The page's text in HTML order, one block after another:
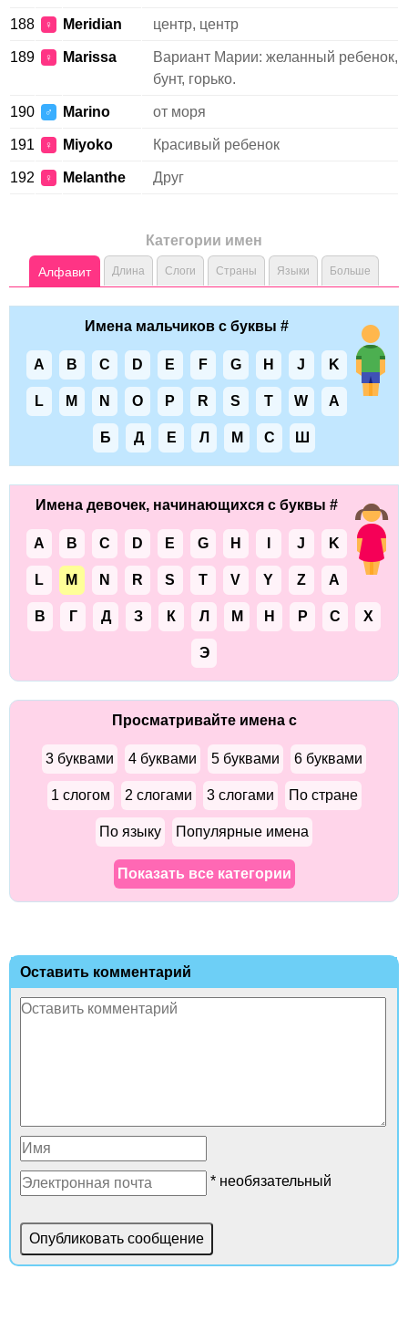
188 ♀ Meridian центр, центр
189 ♀ Marissa
Вариант Марии: желанный ребенок,
бунт, горько.
190 ♂ Marino от моря
191 ♀ Miyoko Красивый ребенок
192 ♀ Melanthe Друг
Категории имен
Алфавит Длина Слоги Страны Языки Больше
Имена мальчиков с буквы #
A B C D E F G H J K
L M N O P R S T W А
Б Д Е Л М С Ш
Имена девочек, начинающихся с буквы #
A B C D E G H J K
L M N R S T V Y Z А
В Г Д З К Л М Н Р С Х
Э
Просматривайте имена с
3 буквами 4 буквами 5 буквами 6 буквами
1 слогом 2 слогами 3 слогами По стране
По языку Популярные имена
Показать все категории
Оставить комментарий
* необязательный